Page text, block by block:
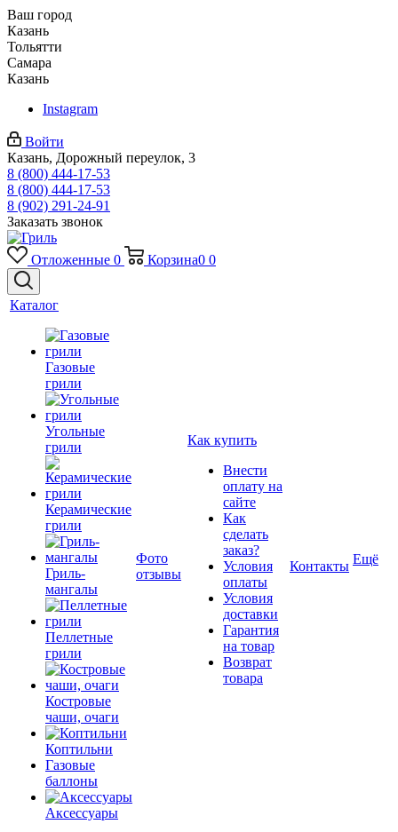
Ваш город
Казань
Тольятти
Самара
Казань
Instagram
Войти
Казань, Дорожный переулок, 3
8 (800) 444-17-53
8 (800) 444-17-53
8 (902) 291-24-91
Заказать звонок
Отложенные 0 Корзина0 0
Каталог
Газовые
грили
Угольные
грили
Керамические
грили
Гриль-
мангалы
Пеллетные
грили
Костровые
чаши, очаги
Коптильни
Газовые
баллоны
Аксессуары
Фото
отзывы
Как купить
Внести
оплату на
сайте
Как
сделать
заказ?
Условия
оплаты
Условия
доставки
Гарантия
на товар
Возврат
товара
Контакты Ещё